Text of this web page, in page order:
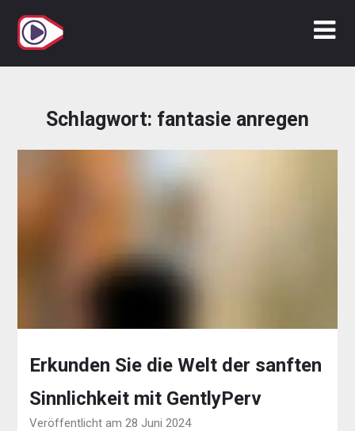
Inhalt
springen
Schlagwort: fantasie anregen
Erkunden Sie die Welt der sanften
Sinnlichkeit mit GentlyPerv
Veröffentlicht am 28 Juni 2024